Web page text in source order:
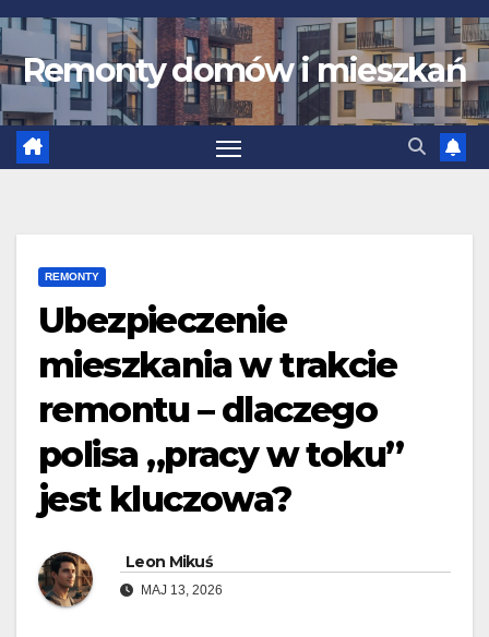
Skip
content
Remonty domów i mieszkań
REMONTY
Ubezpieczenie
mieszkania w trakcie
remontu – dlaczego
polisa „pracy w toku”
jest kluczowa?
Leon Mikuś
MAJ 13, 2026